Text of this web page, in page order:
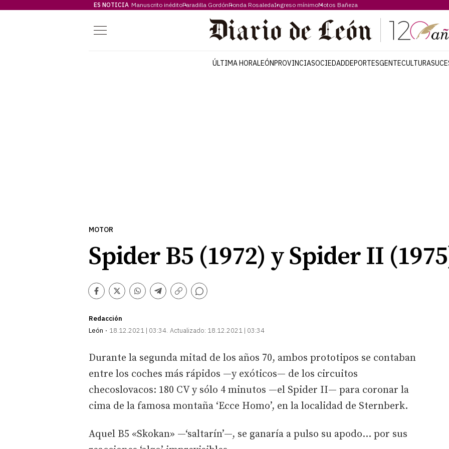
ES NOTICIA Manuscrito inéditoParadilla GordónRonda RosaledaIngreso mínimoMotos Bañeza
Menú
ÚLTIMA HORALEÓNPROVINCIASOCIEDADDEPORTESGENTECULTURA
MOTOR
Spider B5 (1972) y Spider II
Facebook
TwitterWhatsapp
Telegram
Copiar
Comentarios
Redacción
León
18.12.2021 | 03:34 Actualizado: 18.12.2021 | 03:34
Durante la segunda mitad de los años 70, ambos prototipos se contaban
entre los coches más rápidos —y exóticos— de los circuitos
checoslovacos: 180 CV y sólo 4 minutos —el Spider II— para coronar la
cima de la famosa montaña ‘Ecce Homo’, en la localidad de Sternberk.
Aquel B5 «Skokan» —‘saltarín’—, se ganaría a pulso su apodo… por sus